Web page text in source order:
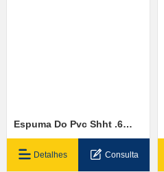
Espuma Do Pvc Shht .6
Densidade 18mm
Detalhes Consulta